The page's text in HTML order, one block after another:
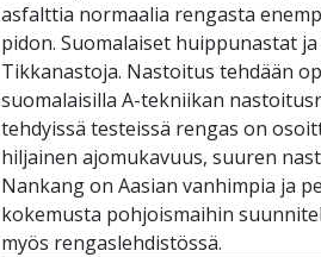
asfalttia normaalia rengasta
pidon. Suomalaiset huippunastat
Tikkanastoja. Nastoitus tehdään
suomalaisilla A-tekniikan
tehdyissä testeissä rengas on
hiljainen ajomukavuus, suuren
Nankang on Aasian vanhimpia ja
kokemusta pohjoismaihin
myös rengaslehdistössä.